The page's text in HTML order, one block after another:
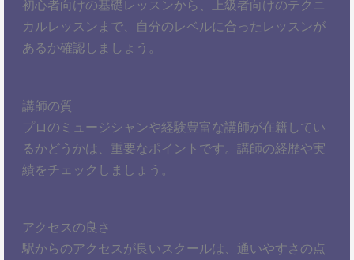
初心者向けの基礎レッスンから、上級者向けのテクニ
カルレッスンまで、自分のレベルに合ったレッスンが
あるか確認しましょう。
講師の質
プロのミュージシャンや経験豊富な講師が在籍してい
るかどうかは、重要なポイントです。講師の経歴や実
績をチェックしましょう。
アクセスの良さ
駅からのアクセスが良いスクールは、通いやすさの点